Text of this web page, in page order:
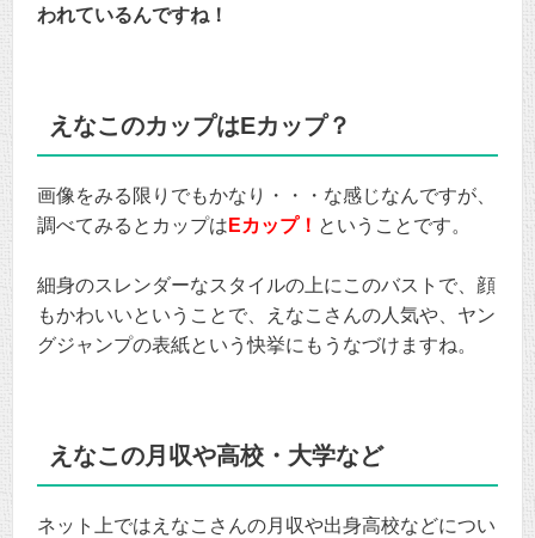
われているんですね！
えなこのカップはEカップ？
画像をみる限りでもかなり・・・な感じなんですが、
調べてみるとカップは Eカップ！ ということです。
細身のスレンダーなスタイルの上にこのバストで、顔
もかわいいということで、えなこさんの人気や、ヤン
グジャンプの表紙という快挙にもうなづけますね。
えなこの月収や高校・大学など
ネット上ではえなこさんの月収や出身高校などについ